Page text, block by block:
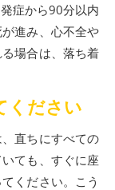
症から90分以内
進み、心不全や
場合は、落ち着
ください
直ちにすべての
ても、すぐに座
ください。こう